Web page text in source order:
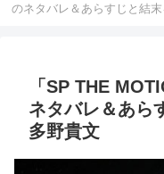
のネタバレ＆あらすじと結
「SP THE
ネタバレ＆あら
多野貴文